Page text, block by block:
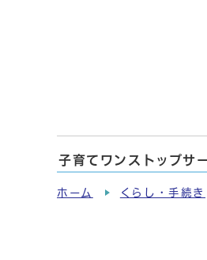
子育てワンストップサ
ホーム くらし・手続き